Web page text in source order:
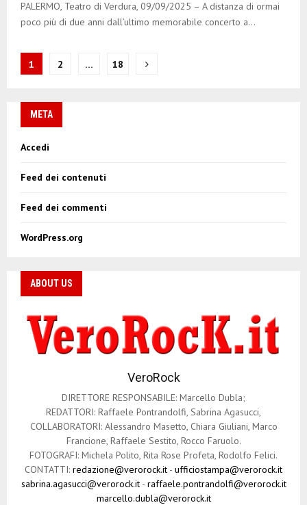
PALERMO, Teatro di Verdura, 09/09/2025 – A distanza di ormai
poco più di due anni dall’ultimo memorabile concerto a...
N
i
a
z
i
e
o
l
1 2 … 18
META
Accedi
Feed dei contenuti
Feed dei commenti
WordPress.org
ABOUT US
VeroRock
DIRETTORE RESPONSABILE: Marcello Dubla;
REDATTORI: Raffaele Pontrandolfi, Sabrina Agasucci,
COLLABORATORI: Alessandro Masetto, Chiara Giuliani, Marco
Francione, Raffaele Sestito, Rocco Faruolo.
FOTOGRAFI: Michela Polito, Rita Rose Profeta, Rodolfo Felici.
CONTATTI: redazione@verorock.it - ufficiostampa@verorock.it
sabrina.agasucci@verorock.it- raffaele.pontrandolfi@verorock.it
marcello.dubla@verorock.it